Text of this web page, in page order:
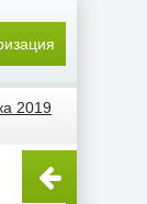
2019